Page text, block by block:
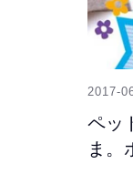
2017-
ペッ
ま。